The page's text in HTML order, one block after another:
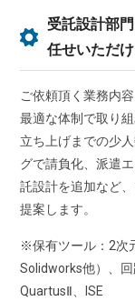
受託設計部
任せいただ
ご依頼頂く業務内
最適な体制で取り組
立ち上げまでの少
グで請負化、派遣
託設計を追加など
提案します。
※保有ツール：2次
Solidworks他）、回
QuartusⅡ、ISE